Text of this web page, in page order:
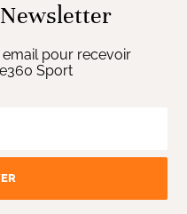
email pour recevoir
Sport